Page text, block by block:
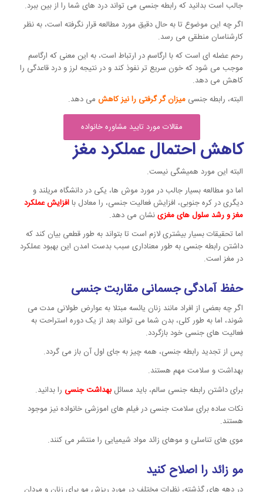
جالب است بدانید که رابطه جنسی می تواند درد های شما را از بین ببرد.
اگر چه این موضوع تا به حال دقیق مورد مطالعه قرار نگرفته است، به نظر
کارشناسان منطقی می رسد.
رحم عضله ای است که با ارگاسم در ارتباط است، به این معنی که ارگاسم
موجب می شود که خون سریع تر نفوذ کند و در نتیجه لرز و درد قاعدگی را
کاهش می دهد.
البته، رابطه جنسی میزان گر گرفتی را نیز کاهشمی دهد.
مقالات مورد تایید مشاوره خانواده
کاهش احتمال عملکرد مغز
البته این مورد همیشگی نیست.
اما دو مطالعه بسیار جالب در مورد موش ها، یکی در دانشگاه مریلند و
دیگری در کره جنوبی، افزایش فعالیت جنسی، را معادل باافزایش عملکرد
مغز و رشد سلول های مغزی نشان می دهد.
اما تحقیقات بسیار بیشتری لازم است تا بتواند به طور قطعی بیان کند که
داشتن رابطه جنسی به طور معناداری سبب بدست امدن این بهبود عملکرد
در مغز است.
حفظ آمادگی جسمانی مقاربت جنسی
اگر چه بعضی از افراد مانند زنان یائسه مبتلا به عوارض طولانی مدت می
شوند، اما به طور کلی، بدن شما می تواند بعد از یک دوره استراحت به
فعالیت های جنسی خود بازگردد.
پس از تجدید رابطه جنسی، همه چیز به جای اول آن باز می گردد.
بهداشت و سلامت مهم هستند.
برای داشتن رابطه جنسی سالم، باید مسائل بهداشت جنسی را بدانید.
نکات ساده برای سلامت جنسی در فیلم های اموزشی خانواده نیز موجود
هستند.
موی های تناسلی و موهای زائد مواد شیمیایی را منتشر می کنند.
مو زائد را اصلاح کنید